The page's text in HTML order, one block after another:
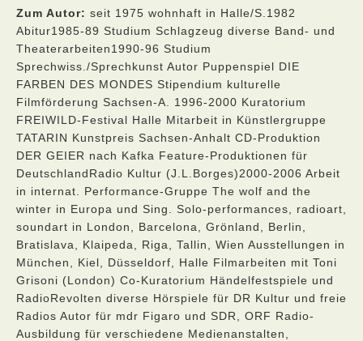
Zum Autor: seit 1975 wohnhaft in Halle/S.1982
Abitur1985-89 Studium Schlagzeug diverse Band- und
Theaterarbeiten1990-96 Studium
Sprechwiss./Sprechkunst Autor Puppenspiel DIE
FARBEN DES MONDES Stipendium kulturelle
Filmförderung Sachsen-A. 1996-2000 Kuratorium
FREIWILD-Festival Halle Mitarbeit in Künstlergruppe
TATARIN Kunstpreis Sachsen-Anhalt CD-Produktion
DER GEIER nach Kafka Feature-Produktionen für
DeutschlandRadio Kultur (J.L.Borges)2000-2006 Arbeit
in internat. Performance-Gruppe The wolf and the
winter in Europa und Sing. Solo-performances, radioart,
soundart in London, Barcelona, Grönland, Berlin,
Bratislava, Klaipeda, Riga, Tallin, Wien Ausstellungen in
München, Kiel, Düsseldorf, Halle Filmarbeiten mit Toni
Grisoni (London) Co-Kuratorium Händelfestspiele und
RadioRevolten diverse Hörspiele für DR Kultur und freie
Radios Autor für mdr Figaro und SDR, ORF Radio-
Ausbildung für verschiedene Medienanstalten,